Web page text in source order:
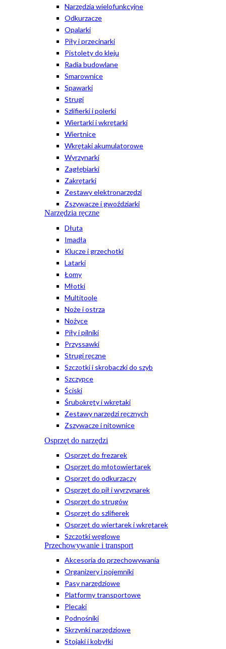
Narzędzia wielofunkcyjne
Odkurzacze
Opalarki
Piły i przecinarki
Pistolety do kleju
Radia budowlane
Smarownice
Spawarki
Strugi
Szlifierki i polerki
Wiertarki i wkrętarki
Wiertnice
Wkrętaki akumulatorowe
Wyrzynarki
Zagłębiarki
Zakrętarki
Zestawy elektronarzędzi
Zszywacze i gwoździarki
Narzędzia ręczne
Dłuta
Imadła
Klucze i grzechotki
Latarki
Łomy
Młotki
Multitoole
Noże i ostrza
Nożyce
Piły i pilniki
Przyssawki
Strugi ręczne
Szczotki i skrobaczki do szyb
Szczypce
Ściski
Śrubokręty i wkrętaki
Zestawy narzędzi ręcznych
Zszywacze i nitownice
Osprzęt do narzędzi
Osprzęt do frezarek
Osprzęt do młotowiertarek
Osprzęt do odkurzaczy
Osprzęt do pił i wyrzynarek
Osprzęt do strugów
Osprzęt do szlifierek
Osprzęt do wiertarek i wkrętarek
Szczotki węglowe
Przechowywanie i transport
Akcesoria do przechowywania
Organizery i pojemniki
Pasy narzędziowe
Platformy transportowe
Plecaki
Podnośniki
Skrzynki narzędziowe
Stojaki i kobyłki